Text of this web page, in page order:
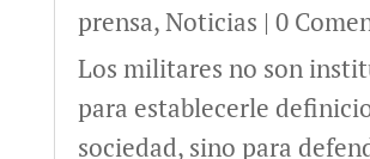
prensa,Noticias | 0
Los militares no son
para establecerle
sociedad, sino para